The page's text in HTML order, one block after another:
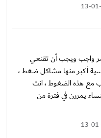
13-
واجب ويجب أن تقنعي
أكبر منها مشاكل ضغط ،
مع هذه الضغوط ، انت
يمررن في فترة من
13-